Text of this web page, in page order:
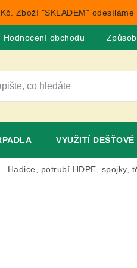
Zboží "SKLADEM" odesíláme
Hodnocení obchodu
VYUŽITÍ DEŠŤOVÉ
Hadice, potrubí HDPE, spojky,